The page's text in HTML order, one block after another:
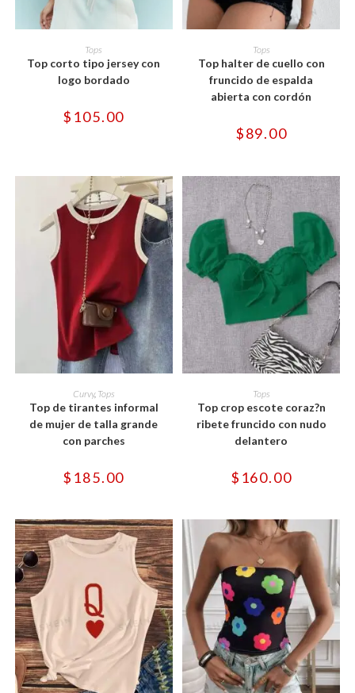
SELECCIONAR OPCIONES
producto
tiene
múltiples
variantes.
se
pueden
de
producto
Tops
Top corto tipo jersey con
logo bordado
$ 105.00
SELECCIONAR OPCIONES
producto
tiene
múltiples
variantes.
opciones
elegir
de
producto
Tops
Top halter de cuello con
fruncido de espalda
abierta con cordón
$89.00
SELECCIONAR OPCIONES
Este
producto
tiene
múltiples
variantes.
opciones
elegir
de
producto
Curvy, Tops
Top de tirantes informal
de mujer de talla grande
con parches
$ 185.00
SELECCIONAR OPCIONES
Este
tiene
múltiples
variantes.
opciones
elegir
de
producto
Tops
Top crop escote coraz?n
ribete fruncido con nudo
delantero
$ 160.00